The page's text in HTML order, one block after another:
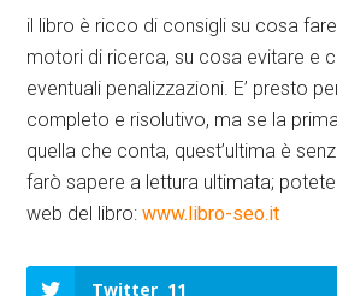
il libro è ricco di consigli su cosa
motori di ricerca, su cosa evitare e
eventuali penalizzazioni. E’ presto
completo e risolutivo, ma se la
quella che conta, quest’ultima è
farò sapere a lettura ultimata;
web del libro:www.libro-seo.it
Twitter 11